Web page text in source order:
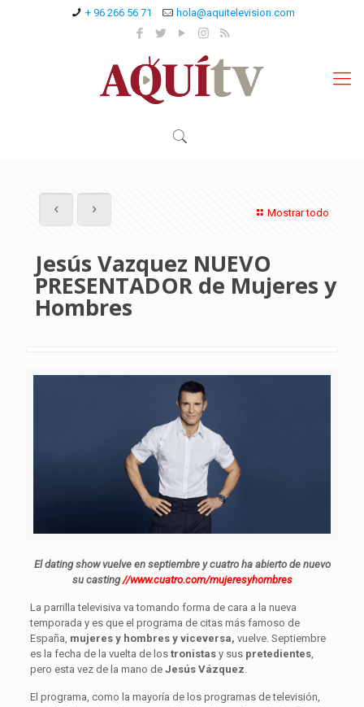
+ 96 266 56 71 hola@aquitelevision.com
Mostrar todo
Jesús Vazquez NUEVO
PRESENTADOR de Mujeres y
Hombres
El dating show vuelve en septiembre y cuatro ha abierto de nuevo
su casting//www.cuatro.com/mujeresyhombres
La parrilla televisiva va tomando forma de cara a la nueva
temporada y es que el programa de citas más famoso de
España, mujeres y hombres y viceversa, vuelve. Septiembre
es la fecha de la vuelta de los tronistasy sus pretedientes,
pero esta vez de la mano de Jesús Vázquez
El programa, como la mayoría de los programas de televisión,